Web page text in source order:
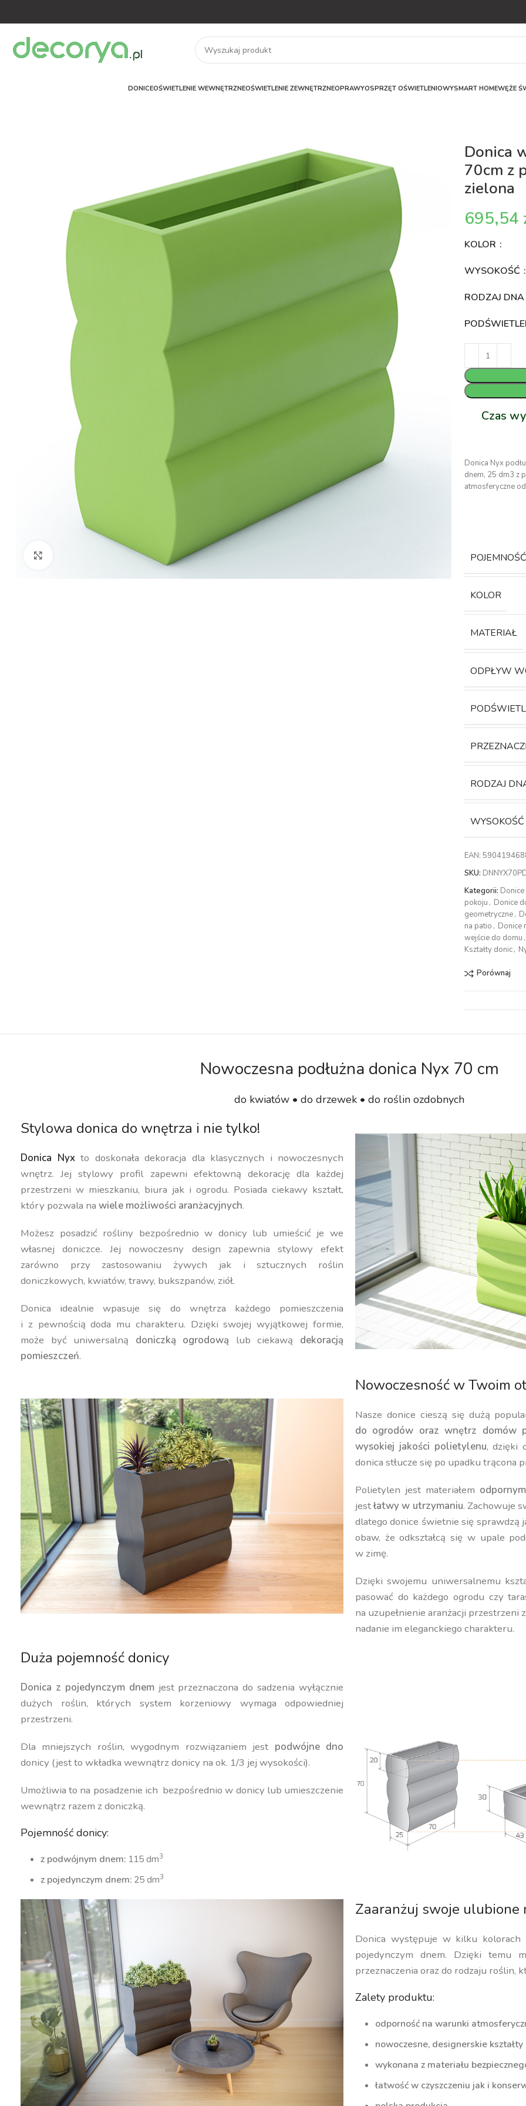
DONICEOŚWIETLENIE WEWNĘTRZNEOŚWIETLENIE ZEWNĘTRZNEOPRAWYOSPRZĘT OŚWIETLENIOWYSMART HOMEWĘŻE
Kliknij aby powiększyć
Donica
70cm z
zielona
KOLOR
WYSOKOŚĆ
RODZAJ DNA
Czas
Donica Nyx
dnem, 25 dm3 z
atmosferyczne
POJEMNOŚĆ
KOLOR
MATERIAŁ
ODPŁYW
RODZAJ
WYSOKOŚĆ
EAN:
SKU:
Kategorii: Donice
pokoju , Donice
geometryczne,
na patio , Donice
wejście do domu ,
Kształty donic,
Porównaj
Nowoczesna podłużna donica Nyx 70 cm
do kwiatów • do drzewek • do roślin ozdobnych
Stylowa donica do wnętrza i nie tylko!
Donica Nyxto doskonała dekoracja dla klasycznych i nowoczesnych
wnętrz. Jej stylowy profil zapewni efektowną dekorację dla każdej
przestrzeni w mieszkaniu, biura jak i ogrodu. Posiada ciekawy kształt,
który pozwala nawiele możliwości aranżacyjnych.
Możesz posadzić rośliny bezpośrednio w donicy lub umieścić je we
własnej doniczce. Jej nowoczesny design zapewnia stylowy efekt
zarówno przy zastosowaniu żywych jak i sztucznych roślin
doniczkowych, kwiatów, trawy, bukszpanów, ziół.
Donica idealnie wpasuje się do wnętrza każdego pomieszczenia
i z pewnością doda mu charakteru. Dzięki swojej wyjątkowej formie,
może być uniwersalną doniczką ogrodową lub ciekawą dekoracją
pomieszczeń.
Nowoczesność w Twoim
Nasze donice cieszą się dużą
do ogrodów oraz wnętrz domów
wysokiej jakości polietylenu, dzięki
donica stłucze się po upadku trącona
Polietylen jest materiałem
jestłatwy w utrzymaniu. Zachowuje
dlatego donice świetnie się sprawdzą
obaw, że odkształcą się w upale
w zimę.
Dzięki swojemu uniwersalnemu
pasować do każdego ogrodu czy
na uzupełnienie aranżacji
nadanie im eleganckiego charakteru.
Duża pojemność donicy
Donica z pojedynczym dnemjest przeznaczona do sadzenia wyłącznie
dużych roślin, których system korzeniowy wymaga odpowiedniej
przestrzeni.
Dla mniejszych roślin, wygodnym rozwiązaniem jest podwójne dno
donicy (jest to wkładka wewnątrz donicy na ok. 1/3 jej wysokości).
Umożliwia to na posadzenie ich bezpośrednio w donicy lub umieszczenie
wewnątrz razem z doniczką.
Pojemność donicy:
z podwójnym dnem: 115 dm3
z pojedynczym dnem: 25 dm3
Zaaranżuj swoje ulubione
Donica występuje w kilku
pojedynczym dnem. Dzięki temu
przeznaczenia oraz do rodzaju roślin,
Zalety produktu:
odporność na warunki
nowoczesne, designerskie kształty
wykonana z materiału
łatwość w czyszczeniu jak i